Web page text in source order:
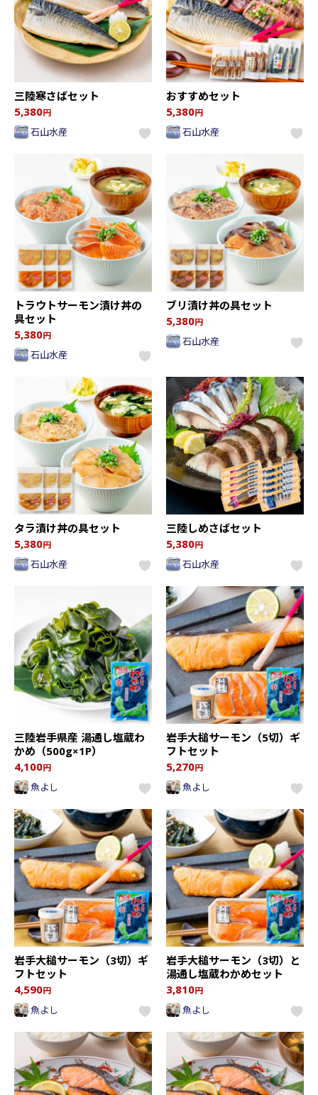
三陸寒さばセット
5,380円
石山水産
おすすめセット
5,380円
石山水産
トラウトサーモン漬け丼の
具セット
5,380円
石山水産
ブリ漬け丼の具セット
5,380円
石山水産
タラ漬け丼の具セット
5,380円
石山水産
三陸しめさばセット
5,380円
石山水産
三陸岩手県産 湯通し塩蔵わ
かめ（500g×1P）
4,100円
魚よし
岩手大槌サーモン（5切）ギ
フトセット
5,270円
魚よし
岩手大槌サーモン（3切）ギ
フトセット
4,590円
魚よし
岩手大槌サーモン（3切）と
湯通し塩蔵わかめセット
3,810円
魚よし